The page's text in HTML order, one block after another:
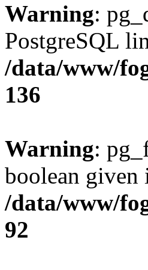
Warning:
PostgreSQL
/data/www/
136
Warning:
boolean given
/data/www/
92